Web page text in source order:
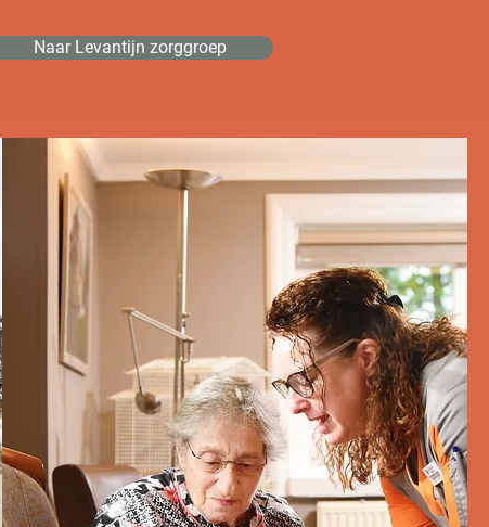
Naar Levantijn zorggroep